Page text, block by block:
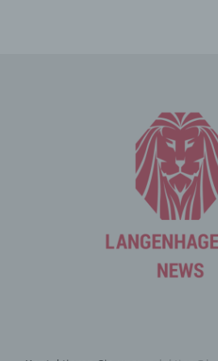
Browsertypen und Versionen, (2)
System verwendete
Internetseite, von welcher ein
unsere Internetseite gelangt
die Unterwebseiten, welche über
System auf unserer Internetseite
(5) das Datum und die Uhrzeit
Internetseite, (6) eine Internet-
zugreifenden Systems und (8)